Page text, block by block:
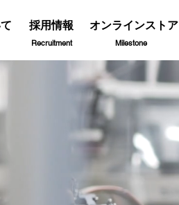
Recruitment
採用情報 オンラインストア
Milestone